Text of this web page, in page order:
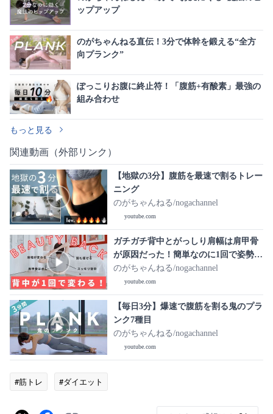
ップアップ
のがちゃんねる直伝！3分で体幹を鍛える“全方
向プランク”
ぽっこりお腹に終止符！「腹筋+有酸素」最強の
組み合わせ
もっと見る
関連動画（外部リンク）
【地獄の3分】腹筋を最速で割るトレー
ニング
のがちゃんねる/nogachannel
youtube.com
ガチガチ背中とがっしり肩幅は肩甲骨
が原因だった！簡単なのに1回で姿勢が
変わって続けるほど背中が痩せるトレ
ーニング
のがちゃんねる/nogachannel
youtube.com
【毎日3分】爆速で腹筋を割る鬼のプラ
ンク7種目
のがちゃんねる/nogachannel
youtube.com
#筋トレ #ダイエット